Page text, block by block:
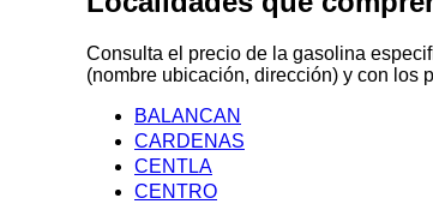
Consulta el precio de la gasolina
(nombre ubicación, dirección) y con los
BALANCAN
CARDENAS
CENTLA
CENTRO